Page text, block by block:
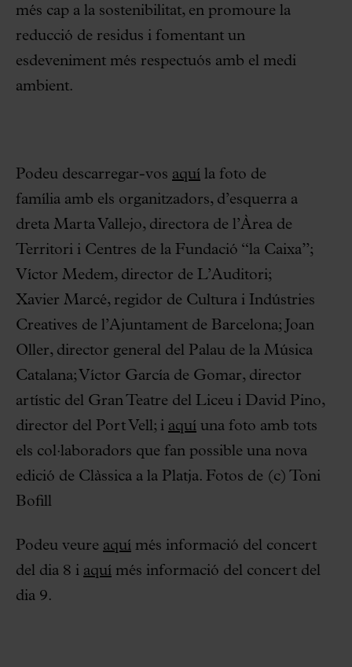
més cap a la sostenibilitat, en promoure la
reducció de residus i fomentant un
esdeveniment més respectuós amb el medi
ambient.
Podeu descarregar-vos aquí la foto de
família amb els organitzadors, d’esquerra a
dreta Marta Vallejo, directora de l’Àrea de
Territori i Centres de la Fundació “la Caixa”;
Víctor Medem, director de L’Auditori;
Xavier Marcé, regidor de Cultura i Indústries
Creatives de l’Ajuntament de Barcelona; Joan
Oller, director general del Palau de la Música
Catalana; Víctor García de Gomar, director
artístic del Gran Teatre del Liceu i David Pino,
director del Port Vell; i aquí una foto amb tots
els col·laboradors que fan possible una nova
edició de Clàssica a la Platja. Fotos de (c) Toni
Bofill
Podeu veure aquí més informació del concert
del dia 8 i aquí més informació del concert del
dia 9.